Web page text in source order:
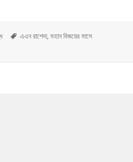
Tags
এএন রাশেদা,মহান বিজয়ের মাসে